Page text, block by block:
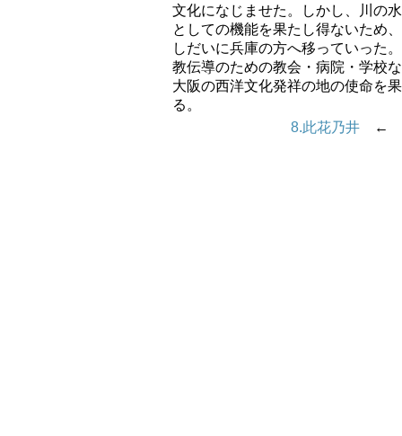
文化になじませた。しかし、川の
としての機能を果たし得ないため
しだいに兵庫の方へ移っていった
教伝導のための教会・病院・学校
大阪の西洋文化発祥の地の使命を
る。
8.此花乃井 ←